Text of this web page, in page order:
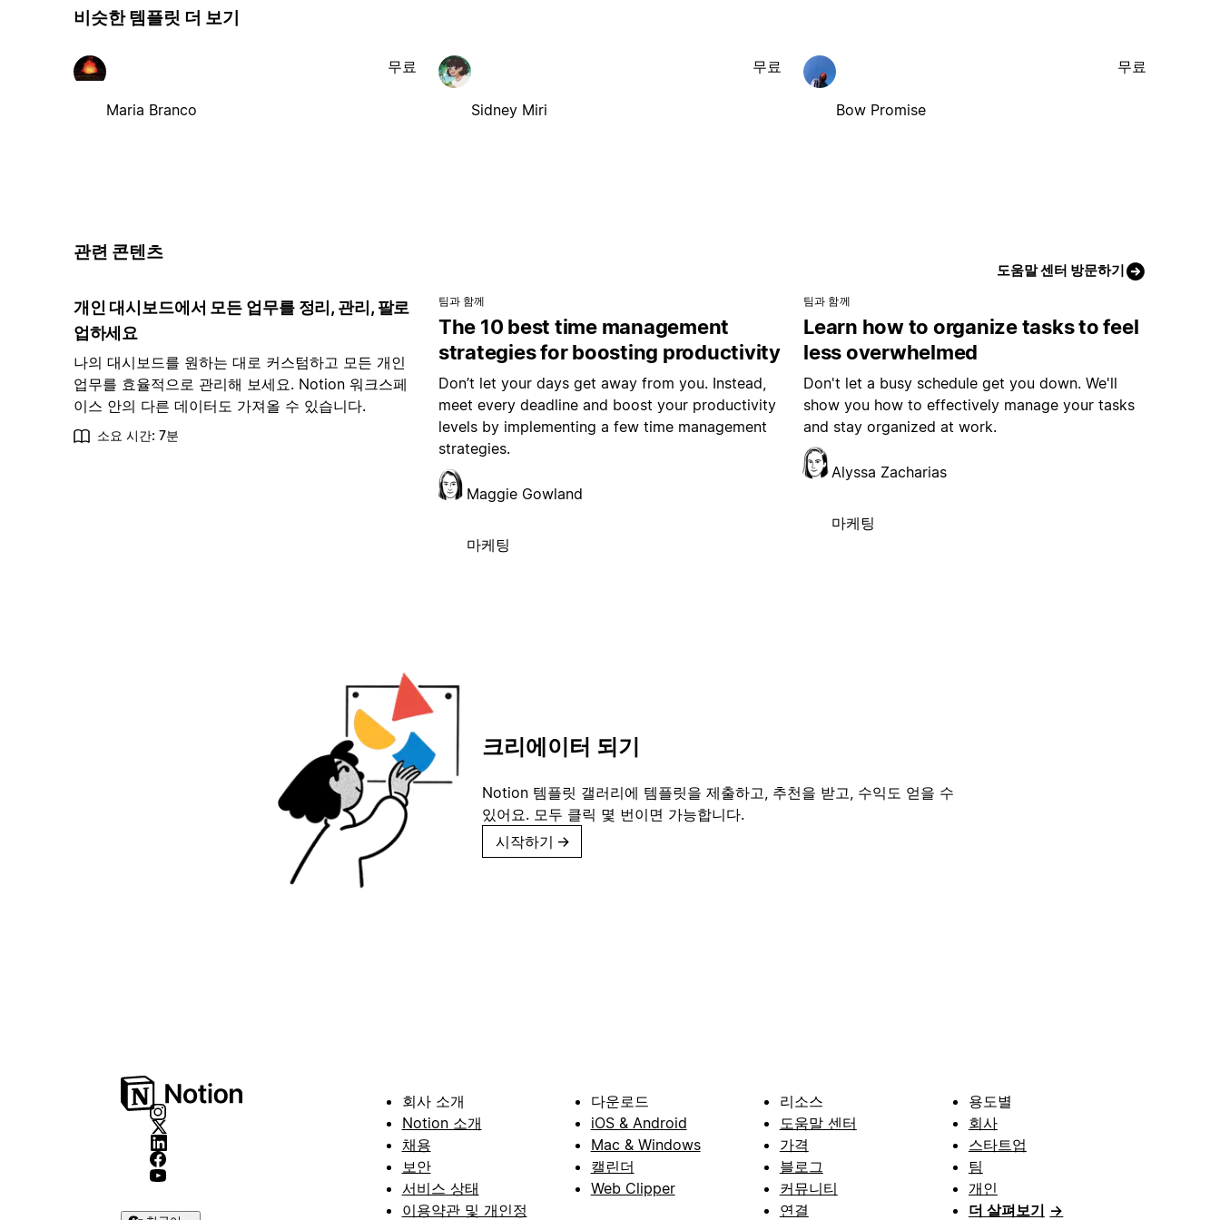
비슷한 템플릿 더 보기
Maria Branco
무료
Sidney Miri
무료
Bow Promise
무료
관련 콘텐츠
도움말 센터 방문하기
개인 대시보드에서 모든 업무를 정리, 관리, 팔로
업하세요
나의 대시보드를 원하는 대로 커스텀하고 모든 개인
업무를 효율적으로 관리해 보세요. Notion 워크스페
이스 안의 다른 데이터도 가져올 수 있습니다.
소요 시간: 7분
팀과 함께
The 10 best time management
strategies for boosting productivity
Don’t let your days get away from you. Instead,
meet every deadline and boost your productivity
levels by implementing a few time management
strategies.
Maggie Gowland
마케팅
팀과 함께
Learn how to organize tasks to feel
less overwhelmed
Don't let a busy schedule get you down. We'll
show you how to effectively manage your tasks
and stay organized at work.
Alyssa Zacharias
마케팅
크리에이터 되기
Notion 템플릿 갤러리에 템플릿을 제출하고, 추천을 받고, 수익도 얻을 수
있어요. 모두 클릭 몇 번이면 가능합니다.
시작하기 →
회사 소개
Notion 소개
채용
보안
서비스 상태
이용약관 및 개인정
다운로드
iOS & Android
Mac & Windows
캘린더
Web Clipper
리소스
도움말 센터
가격
블로그
커뮤니티
연결
용도별
회사
스타트업
팀
개인
더 살펴보기 →